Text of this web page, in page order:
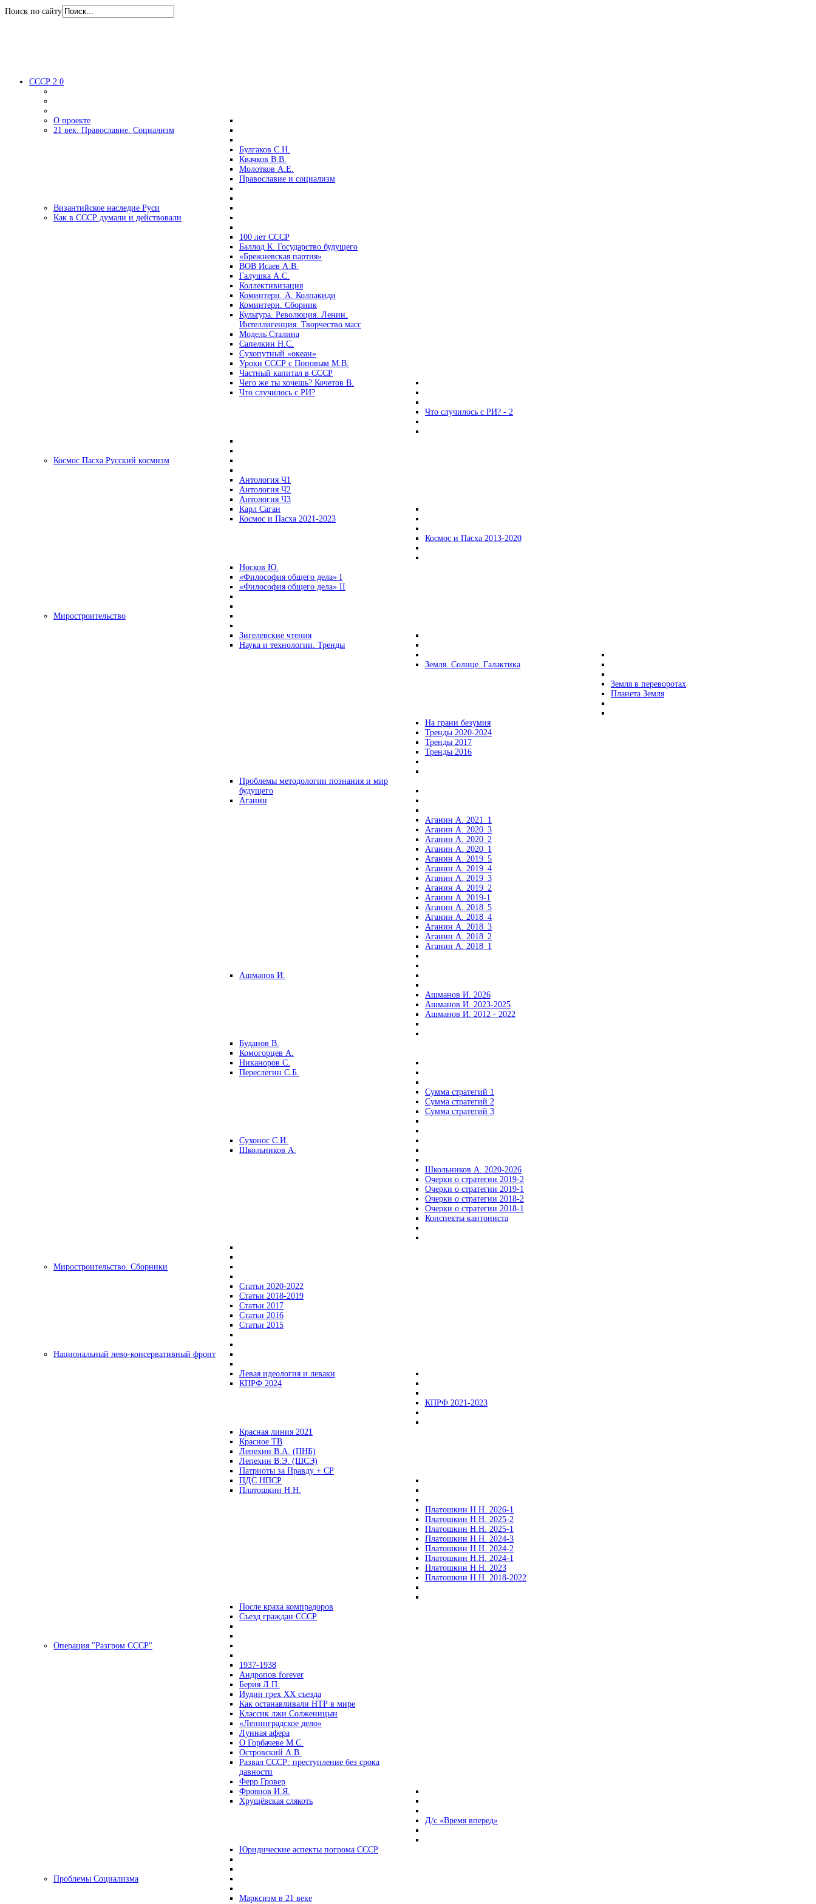
Поиск по сайту
СССР 2.0
О проекте
21 век. Православие. Социализм
Булгаков С.Н.
Квачков В.В.
Молотков А.Е.
Православие и социализм
Византийское наследие Руси
Как в СССР думали и действовали
100 лет СССР
Баллод К. Государство будущего
«Брежневская партия»
ВОВ Исаев А.В.
Галушка А.С.
Коллективизация
Коминтерн. А. Колпакиди
Коминтерн. Сборник
Культура. Революция. Ленин.
Интеллигенция. Творчество масс
Модель Сталина
Сапелкин Н.С.
Сухопутный «океан»
Уроки СССР с Поповым М.В.
Частный капитал в СССР
Чего же ты хочешь? Кочетов В.
Что случилось с РИ?
Что случилось с РИ? - 2
Космос Пасха Русский космизм
Антология Ч1
Антология Ч2
Антология Ч3
Карл Саган
Космос и Пасха 2021-2023
Космос и Пасха 2013-2020
Носков Ю.
«Философия общего дела» I
«Философия общего дела» II
Миростроительство
Зигелевские чтения
Наука и технологии. Тренды
Земля. Солнце. Галактика
Земля в переворотах
Планета Земля
На грани безумия
Тренды 2020-2024
Тренды 2017
Тренды 2016
Проблемы методологии познания и мир
будущего
Аганин
Аганин А. 2021_1
Аганин А. 2020_3
Аганин А. 2020_2
Аганин А. 2020_1
Аганин А. 2019_5
Аганин А. 2019_4
Аганин А. 2019_3
Аганин А. 2019_2
Аганин А. 2019-1
Аганин А. 2018_5
Аганин А. 2018_4
Аганин А. 2018_3
Аганин А. 2018_2
Аганин А. 2018_1
Ашманов И.
Ашманов И. 2026
Ашманов И. 2023-2025
Ашманов И. 2012 - 2022
Буданов В.
Комогорцев А.
Никаноров С.
Переслегин С.Б.
Сумма стратегий 1
Сумма стратегий 2
Сумма стратегий 3
Сухонос С.И.
Школьников А.
Школьников А. 2020-2026
Очерки о стратегии 2019-2
Очерки о стратегии 2019-1
Очерки о стратегии 2018-2
Очерки о стратегии 2018-1
Конспекты кантониста
Миростроительство. Сборники
Статьи 2020-2022
Статьи 2018-2019
Статьи 2017
Статьи 2016
Статьи 2015
Национальный лево-консервативный фронт
Левая идеология и леваки
КПРФ 2024
КПРФ 2021-2023
Красная линия 2021
Красное ТВ
Лепехин В.А. (ПНБ)
Лепехин В.Э. (ШСЭ)
Патриоты за Правду + СР
ПДС НПСР
Платошкин Н.Н.
Платошкин Н.Н. 2026-1
Платошкин Н.Н. 2025-2
Платошкин Н.Н. 2025-1
Платошкин Н.Н. 2024-3
Платошкин Н.Н. 2024-2
Платошкин Н.Н. 2024-1
Платошкин Н.Н. 2023
Платошкин Н.Н. 2018-2022
После краха компрадоров
Съезд граждан СССР
Операция "Разгром СССР"
1937-1938
Андропов forever
Берия Л.П.
Иудин грех ХХ съезда
Как останавливали НТР в мире
Классик лжи Солженицын
«Ленинградское дело»
Лунная афера
О Горбачеве М.С.
Островский А.В.
Развал СССР: преступление без срока
давности
Ферр Гровер
Фроянов И.Я.
Хрущёвская слякоть
Д/с «Время вперед»
Юридические аспекты погрома СССР
Проблемы Социализма
Марксизм в 21 веке